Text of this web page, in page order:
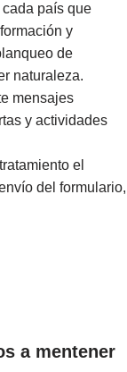
país que
y
de
naturaleza.
mensajes
y actividades
el
del formulario,
a mentener